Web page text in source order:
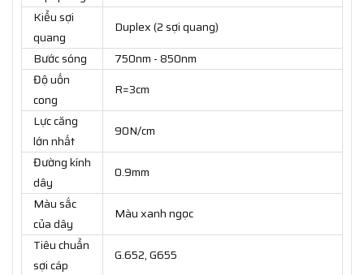
Kiểu sợi
quang
Duplex (2 sợi quang)
Bước sóng
750nm - 850nm
Độ uốn
cong
R=3cm
Lực căng
lớn nhất
90N/cm
Đường kính
dây
0.9mm
Màu sắc
của dây
Màu xanh ngọc
Tiêu chuẩn
sợi cáp
G.652, G655